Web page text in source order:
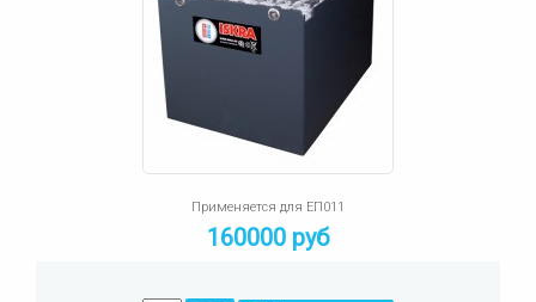
Применяется для ЕП011
160000 руб